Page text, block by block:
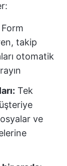
Form
takip
otomatik
Tek
ve